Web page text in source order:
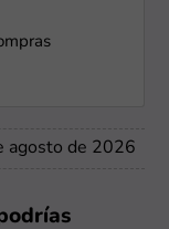
agosto de 2026